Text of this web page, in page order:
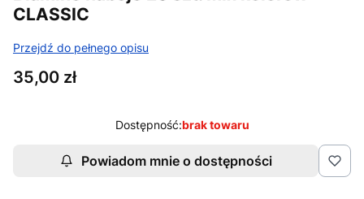
CLASSIC
Przejdź do pełnego opisu
Cena
35,00 zł
Dostępność:brak towaru
Powiadom mnie o dostępności